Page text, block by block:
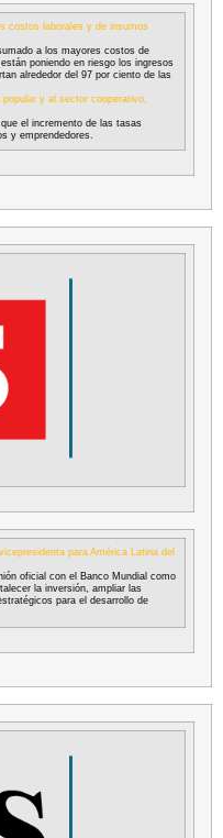
costos laborales y de insumos
a los mayores costos de
poniendo en riesgo los ingresos
alrededor del 97 por ciento de las
y al sector cooperativo,
el incremento de las tasas
y emprendedores.
para América Latina del
oficial con el Banco Mundial como
la inversión, ampliar las
para el desarrollo de